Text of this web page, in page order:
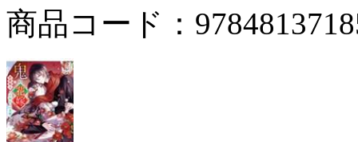
商品コード：